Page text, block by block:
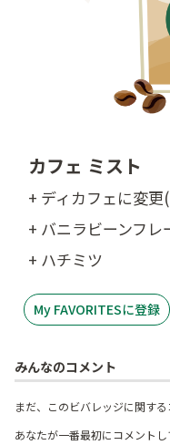
カフェ ミスト
+ ディカフェに変更
+ バニラビーンフ
+ ハチミツ
My FAVORITESに登録
みんなのコメント
まだ、このビバレッジに関する
あなたが一番最初にコメントし